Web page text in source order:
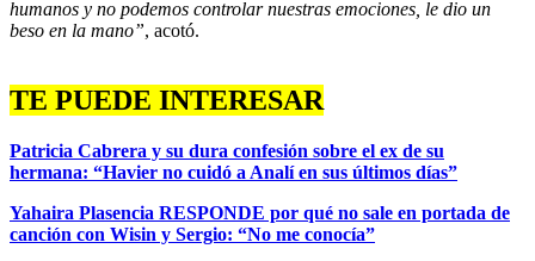
humanos y no podemos controlar nuestras emociones, le dio un
beso en la mano”, acotó.
TE PUEDE INTERESAR
Patricia Cabrera y su dura confesión sobre el ex de su
hermana: “Havier no cuidó a Analí en sus últimos días”
Yahaira Plasencia RESPONDE por qué no sale en portada de
canción con Wisin y Sergio: “No me conocía”